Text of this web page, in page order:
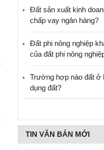
Đất sản xuất kinh
chấp vay ngân hàng?
Đất phi nông nghiệp
của đất phi nông
Trường hợp nào đất ở
dụng đất?
TIN VĂN BẢN MỚI